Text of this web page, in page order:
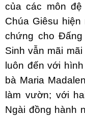
của các môn
Chúa Giêsu
chứng cho Ðấng
Sinh vẫn mãi
luôn đến với
bà Maria
làm vườn; với
Ngài đồng hành